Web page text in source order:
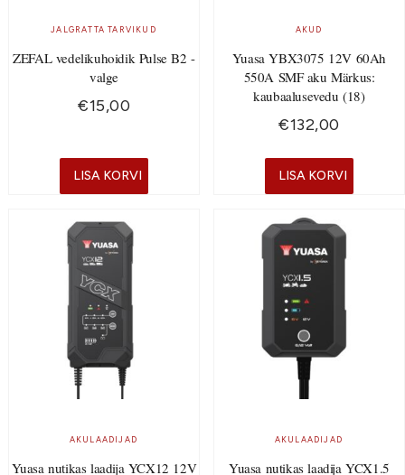
JALGRATTA TARVIKUD
ZEFAL vedelikuhoidik Pulse B2 -
valge
€15,00
LISA KORVI
AKUD
Yuasa YBX3075 12V 60Ah
550A SMF aku Märkus:
kaubaalusevedu (18)
€132,00
LISA KORVI
AKULAADIJAD
Yuasa nutikas laadija YCX12 12V
AKULAADIJAD
Yuasa nutikas laadija YCX1.5